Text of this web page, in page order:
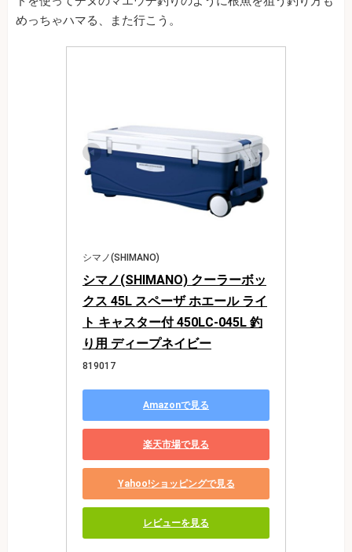
めっちゃハマる、また行こう。
シマノ(SHIMANO)
シマノ(SHIMANO) クーラーボッ
クス 45L スペーザ ホエール ライ
ト キャスター付 450LC-045L 釣
り用 ディープネイビー
819017
Amazonで見る
楽天市場で見る
Yahoo!ショッピングで見る
レビューを見る